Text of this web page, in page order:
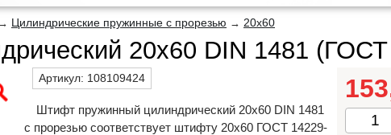
→ Цилиндрические пружинные с прорезью → 20х60
20х60 DIN 1481
Артикул: 108109424
Штифт пружинный цилиндрический 20х60 DIN 1481
с прорезью соответствует штифту 20х60 ГОСТ 14229-